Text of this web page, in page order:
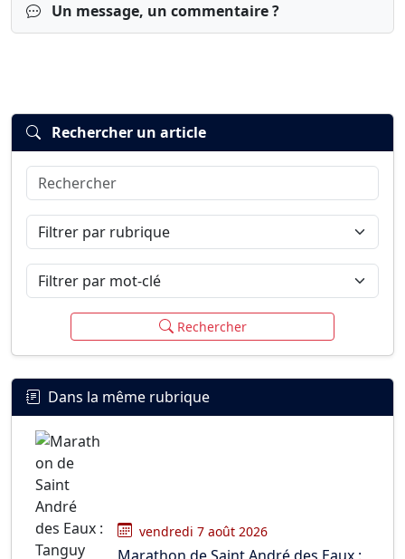
Un message, un commentaire ?
Connexion
Rechercher un article
Rechercher
Filtrer par rubrique
Filtrer par mot-clé
Rechercher
Dans la même rubrique
vendredi 7 août 2026
Marathon de Saint André des Eaux :